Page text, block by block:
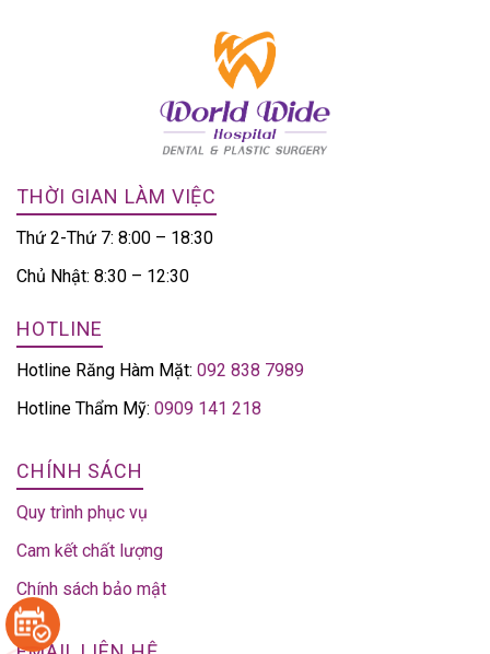
THỜI GIAN LÀM VIỆC
Thứ 2-Thứ 7: 8:00 – 18:30
Chủ Nhật: 8:30 – 12:30
HOTLINE
Hotline Răng Hàm Mặt: 092 838 7989
Hotline Thẩm Mỹ: 0909 141 218
CHÍNH SÁCH
Quy trình phục vụ
Cam kết chất lượng
Chính sách bảo mật